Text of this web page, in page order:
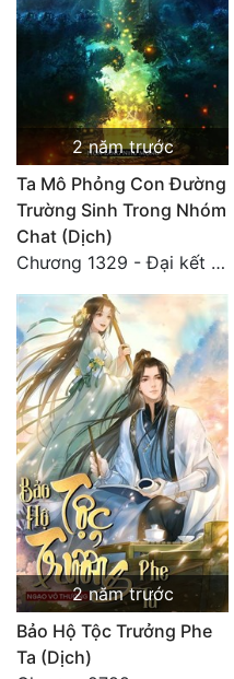
2 năm trước
Ta Mô Phỏng Con Đường
Trường Sinh Trong Nhóm
Chat (Dịch)
Chương 1329 - Đại kết cục
2 năm trước
Bảo Hộ Tộc Trưởng Phe
Ta (Dịch)